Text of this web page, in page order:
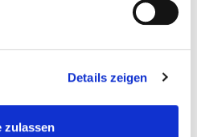
Details zeigen
zulassen
ausgebildete/r
/ Pflegefachfrau